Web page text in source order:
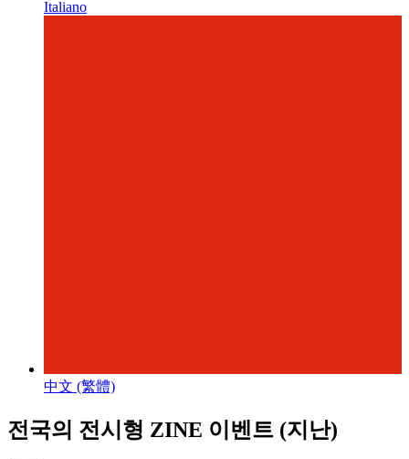
Italiano
中文 (繁體)
전국의 전시형 ZINE 이벤트 (지난)